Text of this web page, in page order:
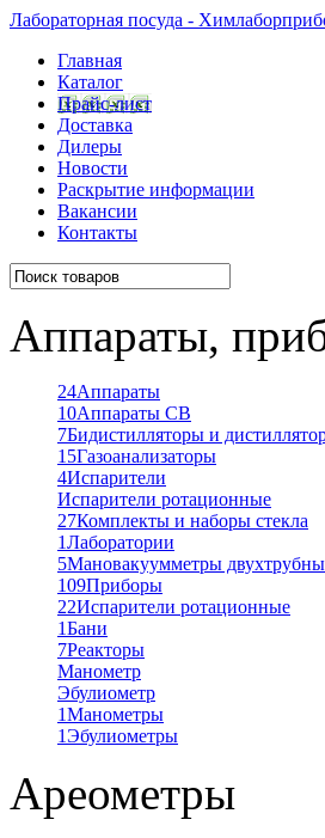
Лабораторная посуда -
Главная
Каталог
Прайс-лист
Доставка
Дилеры
Новости
Раскрытие информации
Вакансии
Контакты
Аппараты,
24Аппараты
10Аппараты СВ
7Бидистилляторы и
15Газоанализаторы
4Испарители
Испарители ротационные
27Комплекты и наборы стекла
1Лаборатории
5Мановакуумметры
109Приборы
22Испарители ротационные
1Бани
7Реакторы
Манометр
Эбулиометр
1Манометры
1Эбулиометры
Ареометры